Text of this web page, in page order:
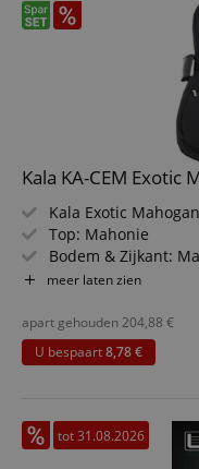
Kala KA-CEM Exotic
Kala Exotic
Top: Mahonie
Bodem & Zijkant:
Toets/Neck:
Set inclusief
meer laten zien
apart gehouden204,88 €
U bespaart8,78 €
tot 31.08.2026